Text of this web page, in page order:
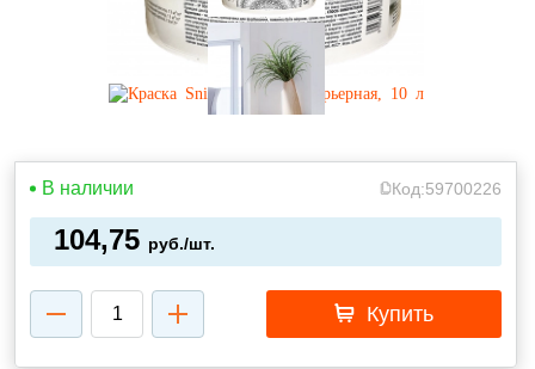
В наличии Код:59700226
104,75 руб./шт.
Купить